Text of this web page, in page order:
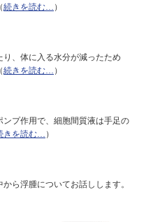
続きを読む… ）
、体に入る水分が減ったため
続きを読む… ）
プ作用で、細胞間質液は手足の
きを読む… ）
ら浮腫についてお話しします。